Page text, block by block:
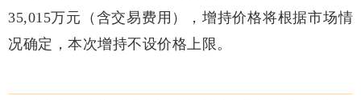
35,015万元（含交易费用），增持价格将根据市场情
况确定，本次增持不设价格上限。